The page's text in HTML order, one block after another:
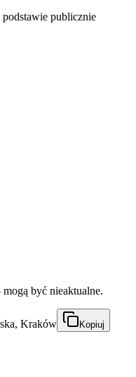
publicznie
być nieaktualne.
Kraków Kopiuj